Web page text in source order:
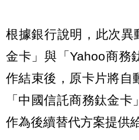
根據銀行說明，此次異
金卡」與「Yahoo商務
作結束後，原卡片將自
「中國信託商務鈦金卡
作為後續替代方案提供